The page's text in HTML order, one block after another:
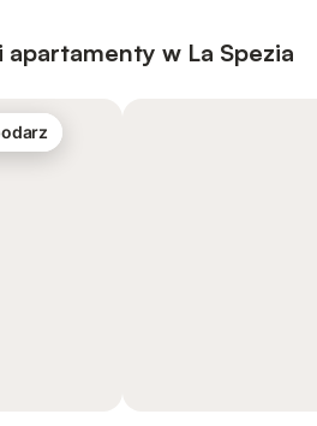
w La Spezia